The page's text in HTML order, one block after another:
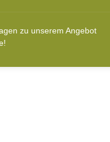
zu unserem Angebot